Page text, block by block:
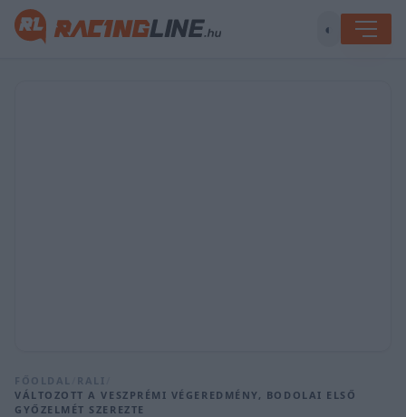
◐
FŐOLDAL RALI
VÁLTOZOTT A VESZPRÉMI VÉGEREDMÉNY, BODOLAI ELSŐ
GYŐZELMÉT SZEREZTE